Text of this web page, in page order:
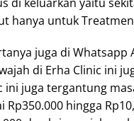
hanya untuk
juga di Whatsapp
di Erha Clinic ini
ini juga tergantung
hingga